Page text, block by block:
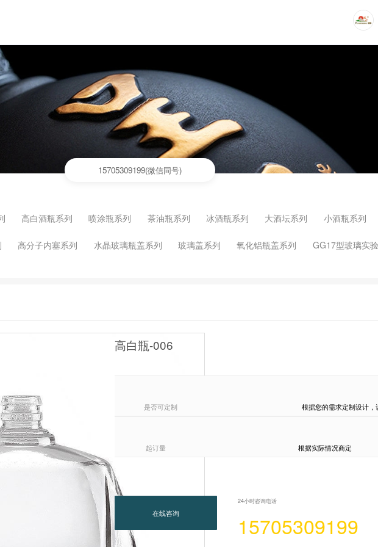
15705309199(微信同号)
高白酒瓶系列 喷涂瓶系列 茶油瓶系列 冰酒瓶系列 大酒坛系列 小酒瓶系列
高分子内塞系列 水晶玻璃瓶盖系列 玻璃盖系列 氧化铝瓶盖系列 GG17型玻璃实
高白瓶-006
是否可定制 根据您的需求定制设计，
起订量 根据实际情况商定
在线咨询
24小时咨询电话
15705309199